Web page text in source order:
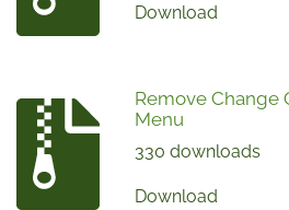
Download
Remove Change
Menu
330 downloads
Download